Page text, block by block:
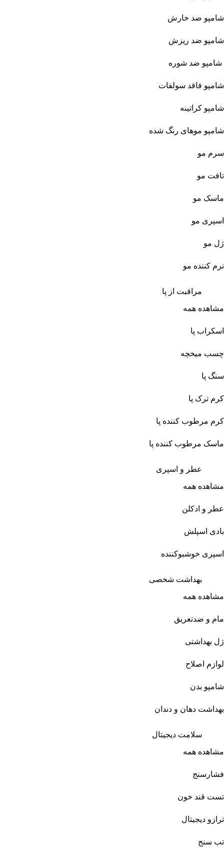
شامپو ضد خارش
شامپو ضد ریزش
شامپو ضد شوره
شامپو فاقد سولفات
شامپو کراتینه
شامپو موهای رنگ شده
سرم مو
تافت مو
ماسک مو
اسپری مو
ژل مو
نرم کننده مو
مراقبت از پا
مشاهده همه
اسکراب پا
چسب میخچه
سنگ پا
کرم ترک پا
کرم مرطوب کننده پا
ماسک مرطوب کننده پا
عطر و اسپری
مشاهده همه
عطر و ادکلن
بادی اسپلش
اسپری خوشبوکننده
بهداشت شخصی
مشاهده همه
مام و ضدتعریق
ژل بهداشتی
لوازم اصلاح
شامپو بدن
بهداشت دهان و دندان
سلامت دیجیتال
مشاهده همه
فشارسنج
تست قند خون
ترازو دیجیتال
تب سنج